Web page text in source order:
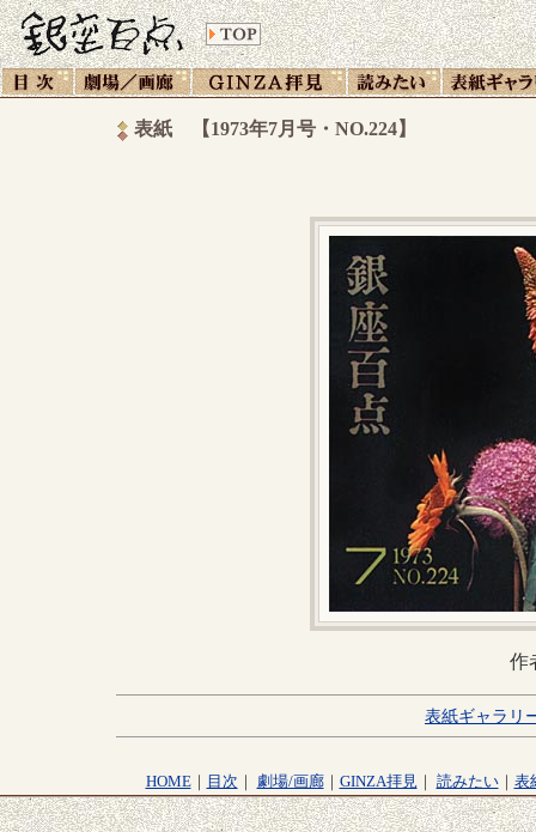
表紙 【1973年7月号・NO.224】
作
表紙ギャラリ
HOME｜ 目次 ｜ 劇場/画廊｜ GINZA拝見｜ 読みたい｜ 表